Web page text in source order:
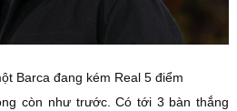
Barca đang kém Real 5 điểm
còn như trước. Có tới 3 bàn thắng